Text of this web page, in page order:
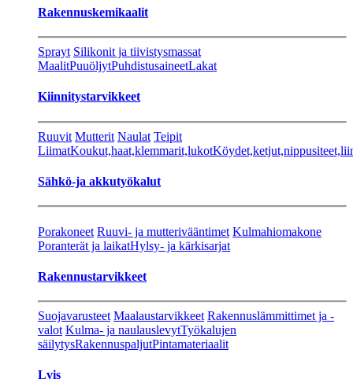
Rakennuskemikaalit
Sprayt Silikonit ja tiivistysmassat
MaalitPuuöljytPuhdistusaineetLakat
Kiinnitystarvikkeet
Ruuvit Mutterit Naulat Teipit
LiimatKoukut,haat,klemmarit,lukot
Sähkö-ja akkutyökalut
Porakoneet Ruuvi- ja mutterivääntimet Kulmahiomakone
Poranterät ja laikatHylsy- ja kärkisarjat
Rakennustarvikkeet
Suojavarusteet Maalaustarvikkeet Rakennuslämmittimet ja -
valot Kulma- ja naulauslevytTyökalujen
säilytysRakennuspaljutPintamateriaalit
Lvis